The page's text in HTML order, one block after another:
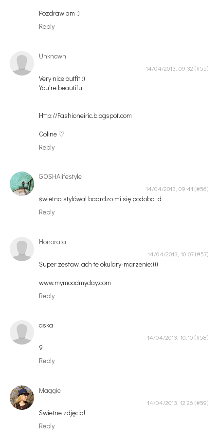
Pozdrawiam ;)
Reply
Unknown
14/04/2013, 09:32
Very nice outfit :)
You're beautiful
Http://Fashioneiric.blogspot.com
Coline ♡
Reply
GOSHAlifestyle
14/04/2013, 09:41
świetna stylówa! baardzo mi się podoba ;d
Reply
Honorata
14/04/2013, 10:07
Super zestaw, ach te okulary-marzenie:)))
www.mymoodmyday.com
Reply
aska
14/04/2013, 10:10
9
Reply
Maggie
14/04/2013, 12:26
Swietne zdjęcia!
Reply